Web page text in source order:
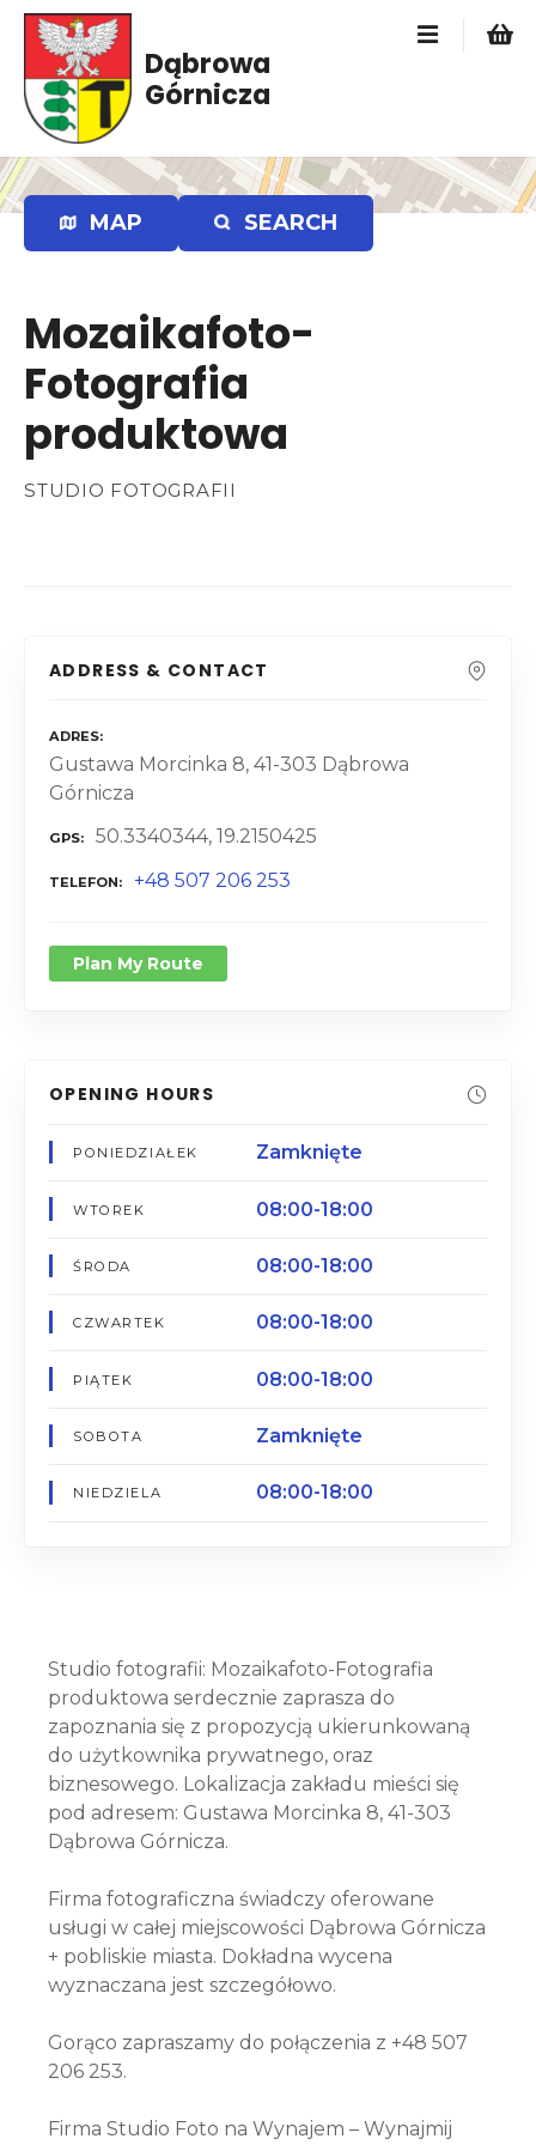
d
ź
d
Dąbrowa
Górnicza
MAP SEARCH
Mozaikafoto-
Fotografia
produktowa
STUDIO FOTOGRAFII
ADDRESS & CONTACT
ADRES
Gustawa Morcinka 8, 41-303 Dąbrowa
Górnicza
GPS 50.3340344, 19.2150425
TELEFON +48 507 206 253
Plan My Route
OPENING HOURS
PONIEDZIAŁEK Zamknięte
WTOREK 08:00-18:00
ŚRODA 08:00-18:00
CZWARTEK 08:00-18:00
PIĄTEK 08:00-18:00
SOBOTA Zamknięte
NIEDZIELA 08:00-18:00
Studio fotografii: Mozaikafoto-Fotografia
produktowa serdecznie zaprasza do
zapoznania się z propozycją ukierunkowaną
do użytkownika prywatnego, oraz
biznesowego. Lokalizacja zakładu mieści się
pod adresem: Gustawa Morcinka 8, 41-303
Dąbrowa Górnicza.
Firma fotograficzna świadczy oferowane
usługi w całej miejscowości Dąbrowa Górnicza
+ pobliskie miasta. Dokładna wycena
wyznaczana jest szczegółowo.
Gorąco zapraszamy do połączenia z +48 507
206 253.
Firma Studio Foto na Wynajem – Wynajmij